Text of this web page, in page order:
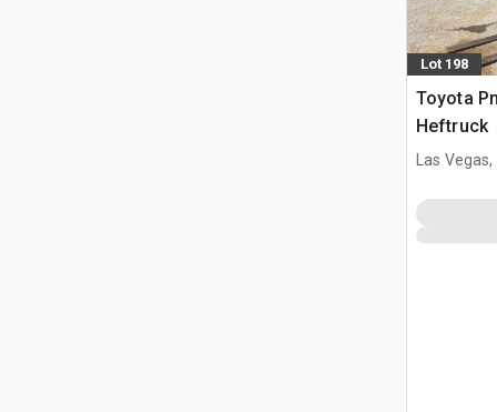
Lot 198
Toyota
Heftruck
Las Vegas,